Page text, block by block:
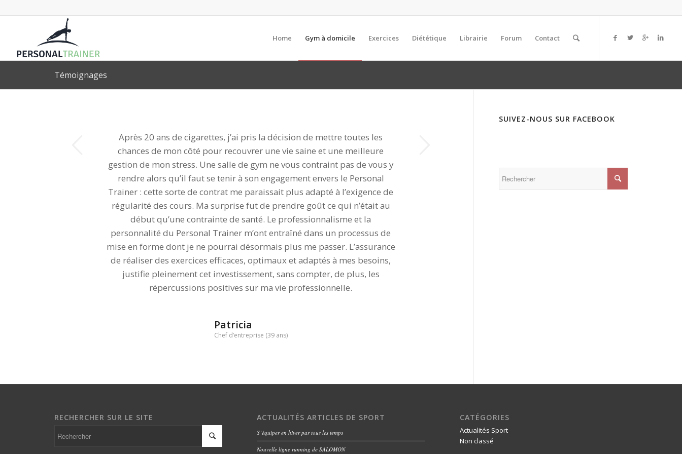
Home Gym à domicile Exercices Diététique Librairie Forum Contact
Témoignages
Après 20 ans de cigarettes, j’ai pris la décision de mettre toutes les
chances de mon côté pour recouvrer une vie saine et une meilleure
gestion de mon stress. Une salle de gym ne vous contraint pas de vous y
rendre alors qu’il faut se tenir à son engagement envers le Personal
Trainer : cette sorte de contrat me paraissait plus adapté à l’exigence de
régularité des cours. Ma surprise fut de prendre goût ce qui n’était au
début qu’une contrainte de santé. Le professionnalisme et la
personnalité du Personal Trainer m’ont entraîné dans un processus de
mise en forme dont je ne pourrai désormais plus me passer. L’assurance
de réaliser des exercices efficaces, optimaux et adaptés à mes besoins,
justifie pleinement cet investissement, sans compter, de plus, les
répercussions positives sur ma vie professionnelle.
Patricia
Chef d’entreprise (39 ans)
Suivant
SUIVEZ-NOUS SUR FACEBOOK
RECHERCHER SUR LE SITE ACTUALITÉS ARTICLES DE SPORT
S’équiper en hiver par tous les temps
Nouvelle ligne running de SALOMON
CATÉGORIES
Actualités Sport
Non classé